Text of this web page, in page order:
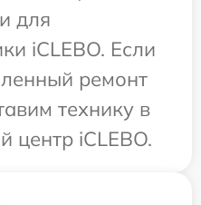
для
iCLEBO. Если
ремонт
технику в
центр iCLEBO.